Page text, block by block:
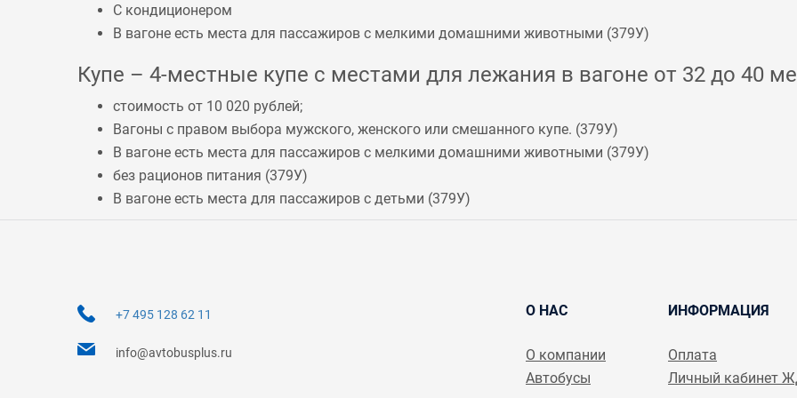
С кондиционером
В вагоне есть места для пассажиров с мелкими домашними животными (379У)
Купе – 4-местные купе с местами для лежания в вагоне от 32 до 40
стоимость от 10 020 рублей;
Вагоны с правом выбора мужского, женского или смешанного купе. (379У)
В вагоне есть места для пассажиров с мелкими домашними животными (379У)
без рационов питания (379У)
В вагоне есть места для пассажиров с детьми (379У)
+7 495 128 62 11
info@avtobusplus.ru
О НАС
О компании
Автобусы
ИНФОРМАЦИЯ
Оплата
Личный кабинет